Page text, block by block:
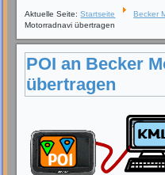
Aktuelle Seite:Startseite Becker
Motorradnavi übertragen
POI an Becker
übertragen